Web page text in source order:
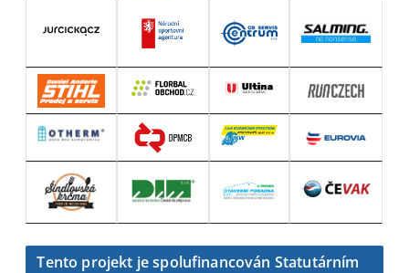
Tento projekt je spolufinancován Statutárním